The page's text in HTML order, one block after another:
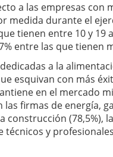
a las empresas con
medida durante el
tienen entre 10 y
entre las que tienen
a la
esquivan con más
en el mercado
las firmas de energía,
construcción (78,5%),
técnicos y